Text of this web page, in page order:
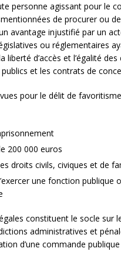
personne agissant pour le
de procurer ou
avantage injustifié par un
ou réglementaires
liberté d’accès et l’égalité des
et les contrats de
pour le délit de
200 000 euros
droits civils, civiques et de
une fonction publique
constituent le socle sur
administratives et
d’une commande